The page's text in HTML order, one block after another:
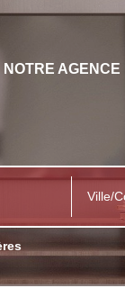
NOTRE AGENCE
Ville/